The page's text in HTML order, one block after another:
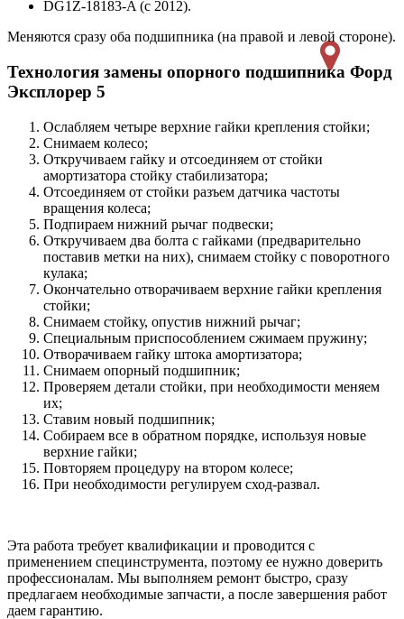
DG1Z-18183-A (с 2012).
Меняются сразу оба подшипника (на правой и левой стороне).
Технология замены опорного подшипника Форд
Эксплорер 5
Ослабляем четыре верхние гайки крепления стойки;
Снимаем колесо;
Откручиваем гайку и отсоединяем от стойки
амортизатора стойку стабилизатора;
Отсоединяем от стойки разъем датчика частоты
вращения колеса;
Подпираем нижний рычаг подвески;
Откручиваем два болта с гайками (предварительно
поставив метки на них), снимаем стойку с поворотного
кулака;
Окончательно отворачиваем верхние гайки крепления
стойки;
Снимаем стойку, опустив нижний рычаг;
Специальным приспособлением сжимаем пружину;
Отворачиваем гайку штока амортизатора;
Снимаем опорный подшипник;
Проверяем детали стойки, при необходимости меняем
их;
Ставим новый подшипник;
Собираем все в обратном порядке, используя новые
верхние гайки;
Повторяем процедуру на втором колесе;
При необходимости регулируем сход-развал.
Эта работа требует квалификации и проводится с
применением специнструмента, поэтому ее нужно доверить
профессионалам. Мы выполняем ремонт быстро, сразу
предлагаем необходимые запчасти, а после завершения работ
даем гарантию.